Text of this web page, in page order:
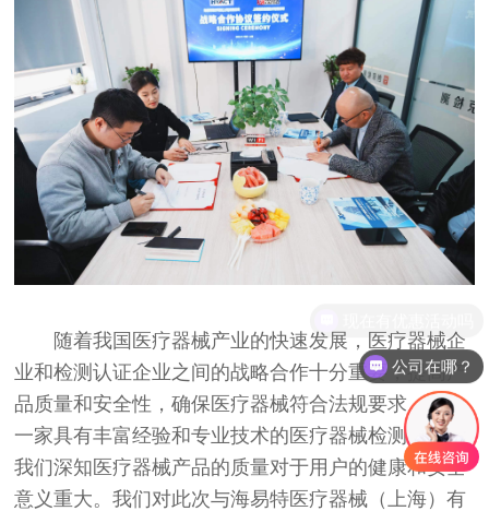
随着我国医疗器械产业的快速发展，医疗器械企
业和检测认证企业之间的战略合作十分重要，提高产
品质量和安全性，确保医疗器械符合法规要求。作为
一家具有丰富经验和专业技术的医疗器械检测机构，
我们深知医疗器械产品的质量对于用户的健康和安全
意义重大。我们对此次与海易特医疗器械（上海）有
公司在哪？